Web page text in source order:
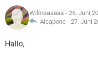
WHATSAPP
FACEBOOK
WINDOWS 10
WHATSAPP
FACEBOOK
SPIELE
ANDROID
LEXIKON
SPIELE
ANDROID
Wilmaaaaaa - 26. Juni
Alcapone - 27. Juni
Hallo,